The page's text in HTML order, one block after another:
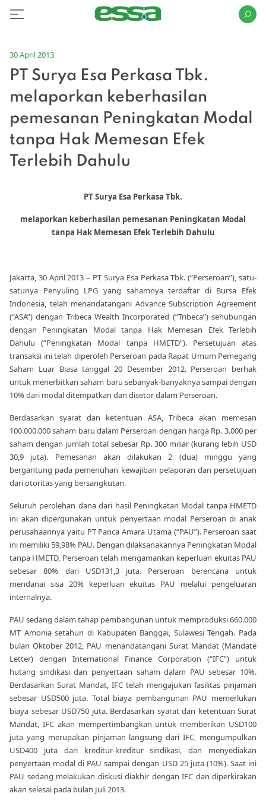
30 April 2013
PT Surya Esa Perkasa Tbk.
melaporkan keberhasilan
pemesanan Peningkatan Modal
tanpa Hak Memesan Efek
Terlebih Dahulu
PT Surya Esa Perkasa Tbk.
melaporkan keberhasilan pemesanan Peningkatan Modal
tanpa Hak Memesan Efek Terlebih Dahulu
Jakarta, 30 April 2013 – PT Surya Esa Perkasa Tbk. (“Perseroan”), satu-
satunya Penyuling LPG yang sahamnya terdaftar di Bursa Efek
Indonesia, telah menandatangani Advance Subscription Agreement
(“ASA”) dengan Tribeca Wealth Incorporated (“Tribeca”) sehubungan
dengan Peningkatan Modal tanpa Hak Memesan Efek Terlebih
Dahulu (“Peningkatan Modal tanpa HMETD”). Persetujuan atas
transaksi ini telah diperoleh Perseroan pada Rapat Umum Pemegang
Saham Luar Biasa tanggal 20 Desember 2012. Perseroan berhak
untuk menerbitkan saham baru sebanyak-banyaknya sampai dengan
10% dari modal ditempatkan dan disetor dalam Perseroan.
Berdasarkan syarat dan ketentuan ASA, Tribeca akan memesan
100.000.000 saham baru dalam Perseroan dengan harga Rp. 3.000 per
saham dengan jumlah total sebesar Rp. 300 miliar (kurang lebih USD
30,9 juta). Pemesanan akan dilakukan 2 (dua) minggu yang
bergantung pada pemenuhan kewajiban pelaporan dan persetujuan
dari otoritas yang bersangkutan.
Seluruh perolehan dana dari hasil Peningkatan Modal tanpa HMETD
ini akan dipergunakan untuk penyertaan modal Perseroan di anak
perusahaannya yaitu PT Panca Amara Utama (“PAU”). Perseroan saat
ini memiliki 59,98% PAU. Dengan dilaksanakannya Peningkatan Modal
tanpa HMETD, Perseroan telah mengamankan keperluan ekuitas PAU
sebesar 80% dari USD131,3 juta. Perseroan berencana untuk
mendanai sisa 20% keperluan ekuitas PAU melalui pengeluaran
internalnya.
PAU sedang dalam tahap pembangunan untuk memproduksi 660.000
MT Amonia setahun di Kabupaten Banggai, Sulawesi Tengah. Pada
bulan Oktober 2012, PAU menandatangani Surat Mandat (Mandate
Letter) dengan International Finance Corporation (“IFC”) untuk
hutang sindikasi dan penyertaan saham dalam PAU sebesar 10%.
Berdasarkan Surat Mandat, IFC telah mengajukan fasilitas pinjaman
sebesar USD500 juta. Total biaya pembangunan PAU memerlukan
biaya sebesar USD750 juta. Berdasarkan syarat dan ketentuan Surat
Mandat, IFC akan mempertimbangkan untuk memberikan USD100
juta yang merupakan pinjaman langsung dari IFC, mengumpulkan
USD400 juta dari kreditur-kreditur sindikasi, dan menyediakan
penyertaan modal di PAU sampai dengan USD 25 juta (10%). Saat ini
PAU sedang melakukan diskusi diakhir dengan IFC dan diperkirakan
akan selesai pada bulan Juli 2013.